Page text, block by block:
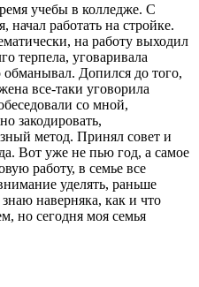
учебы в колледже. С
начал работать на стройке.
на работу выходил
терпела, уговаривала
Допился до того,
все-таки уговорила
со мной,
закодировать,
метод. Принял совет и
Вот уже не пью год, а самое
работу, в семье все
уделять, раньше
наверняка, как и что
но сегодня моя семья